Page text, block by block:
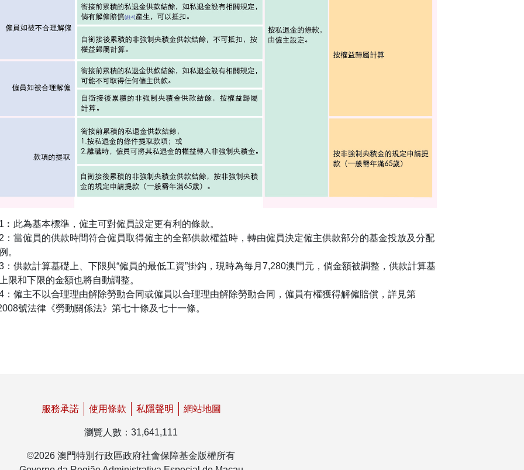
此為基本標準，僱主可對僱員設定更有利的條款。
：當僱員的供款時間符合僱員取得僱主的全部供款權益時，轉由僱員決定僱主供款部分的基金投放及分配
。
：供款計算基礎上、下限與“僱員的最低工資”掛鈎，現時為每月7,280澳門元，倘金額被調整，供款計算基
限和下限的金額也將自動調整。
：僱主不以合理理由解除勞動合同或僱員以合理理由解除勞動合同，僱員有權獲得解僱賠償，詳見第
號法律《勞動關係法》第七十條及七十一條。
服務承諾 使用條款 私隱聲明 網站地圖
瀏覽人數 ： 31,641,111
©2026 澳門特別行政區政府社會保障基金版權所有